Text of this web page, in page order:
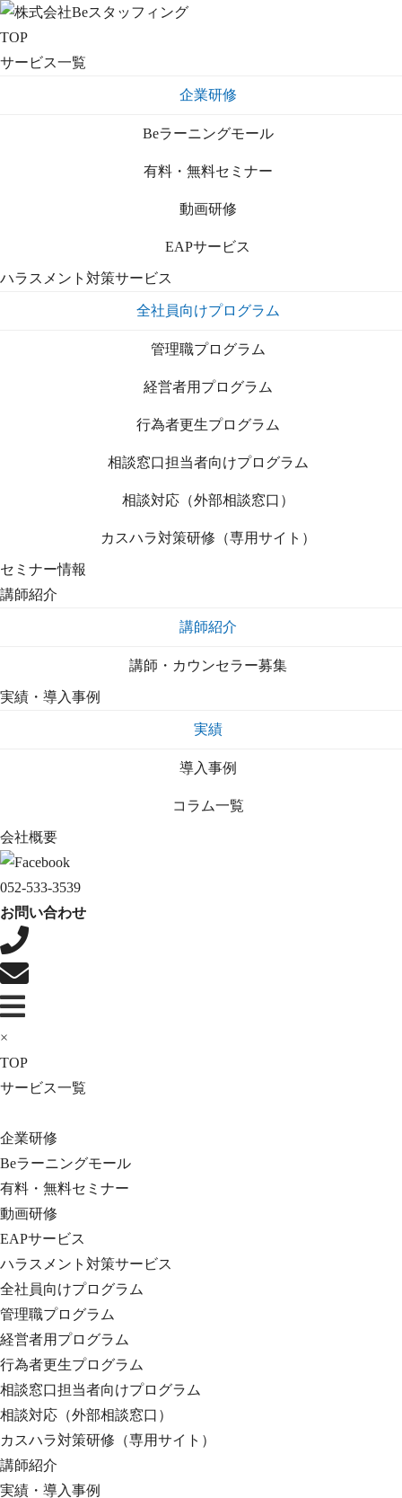
TOP
サービス一覧
企業研修
Beラーニングモール
有料・無料セミナー
動画研修
EAPサービス
ハラスメント対策サービス
全社員向けプログラム
管理職プログラム
経営者用プログラム
行為者更生プログラム
相談窓口担当者向けプログラム
相談対応（外部相談窓口）
カスハラ対策研修（専用サイト）
セミナー情報
講師紹介
講師紹介
講師・カウンセラー募集
実績・導入事例
実績
導入事例
コラム一覧
会社概要
052-533-3539
お問い合わせ
×
TOP
サービス一覧
企業研修
Beラーニングモール
有料・無料セミナー
動画研修
EAPサービス
ハラスメント対策サービス
全社員向けプログラム
管理職プログラム
経営者用プログラム
行為者更生プログラム
相談窓口担当者向けプログラム
相談対応（外部相談窓口）
カスハラ対策研修（専用サイト）
講師紹介
実績・導入事例